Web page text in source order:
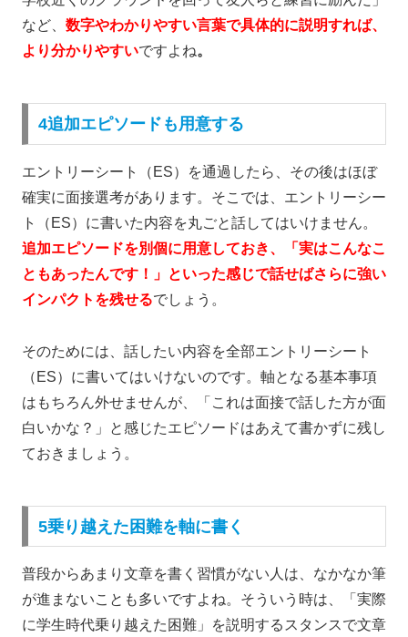
など、 数字やわかりやすい言葉で具体的に説明すれば、
より分かりやすいですよね。
4追加エピソードも用意する
エントリーシート（ES）を通過したら、その後はほぼ
確実に面接選考があります。そこでは、エントリーシー
ト（ES）に書いた内容を丸ごと話してはいけません。
追加エピソードを別個に用意しておき、「実はこんなこ
ともあったんです！」といった感じで話せばさらに強い
インパクトを残せるでしょう。
そのためには、話したい内容を全部エントリーシート
（ES）に書いてはいけないのです。軸となる基本事項
はもちろん外せませんが、「これは面接で話した方が面
白いかな？」と感じたエピソードはあえて書かずに残し
ておきましょう。
5乗り越えた困難を軸に書く
普段からあまり文章を書く習慣がない人は、なかなか筆
が進まないことも多いですよね。そういう時は、「実際
に学生時代乗り越えた困難」を説明するスタンスで文章